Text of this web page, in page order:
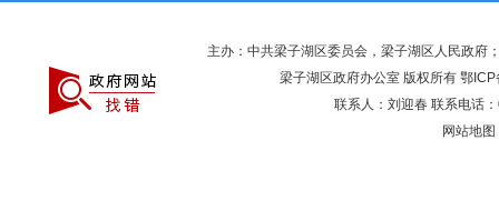
主办：中共梁子湖区委员会，梁子湖区人民政府
梁子湖区政府办公室 版权所有 鄂
联系人：刘迎春 联系电话
网站地图